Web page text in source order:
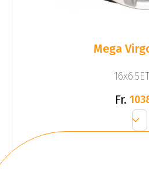
Mega
Fr.